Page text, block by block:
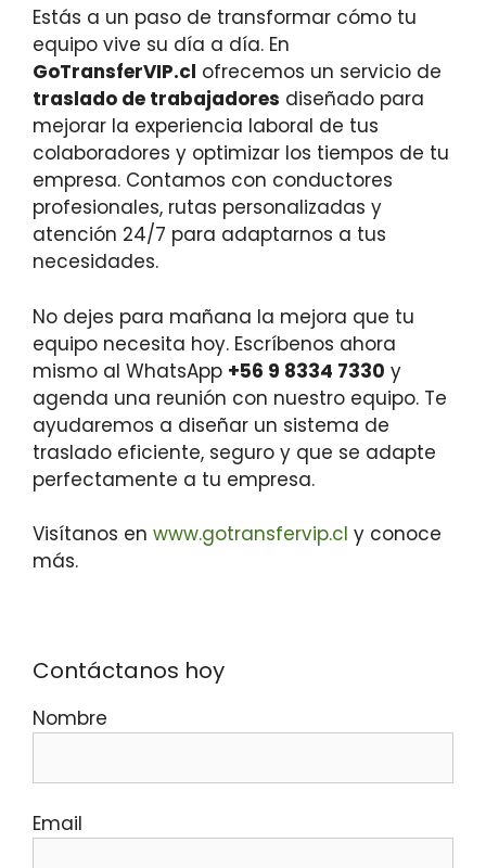
Estás a un paso de transformar cómo tu
equipo vive su día a día. En
GoTransferVIP.cl ofrecemos un servicio de
traslado de trabajadores diseñado para
mejorar la experiencia laboral de tus
colaboradores y optimizar los tiempos de tu
empresa. Contamos con conductores
profesionales, rutas personalizadas y
atención 24/7 para adaptarnos a tus
necesidades.
No dejes para mañana la mejora que tu
equipo necesita hoy. Escríbenos ahora
mismo al WhatsApp +56 9 8334 7330 y
agenda una reunión con nuestro equipo. Te
ayudaremos a diseñar un sistema de
traslado eficiente, seguro y que se adapte
perfectamente a tu empresa.
Visítanos en www.gotransfervip.cl y conoce
más.
Contáctanos hoy
Nombre
Email